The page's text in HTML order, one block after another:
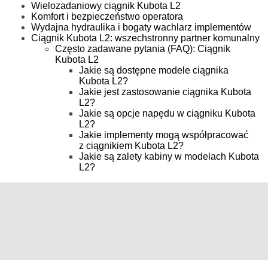
Wielozadaniowy ciągnik Kubota L2
Komfort i bezpieczeństwo operatora
Wydajna hydraulika i bogaty wachlarz implementów
Ciągnik Kubota L2: wszechstronny partner komunalny
Często zadawane pytania (FAQ): Ciągnik
Kubota L2
Jakie są dostępne modele ciągnika
Kubota L2?
Jakie jest zastosowanie ciągnika Kubota
L2?
Jakie są opcje napędu w ciągniku Kubota
L2?
Jakie implementy mogą współpracować
z ciągnikiem Kubota L2?
Jakie są zalety kabiny w modelach Kubota
L2?